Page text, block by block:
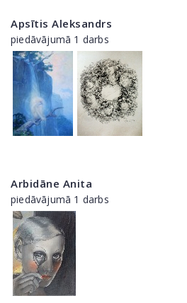
Apsītis Aleksandrs
piedāvājumā 1 darbs
Arbidāne Anita
piedāvājumā 1 darbs